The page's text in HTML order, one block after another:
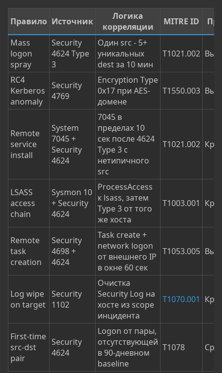
Правило Источник
Логика
корреляции
MITRE ID
Mass
logon
spray
Security
4624 Type
3
Один src - 5+
уникальных
dest за 10 мин
T1021.002
RC4
Kerberos
anomaly
Security
4769
Encryption Type
0x17 при AES-
домене
T1550.003
Remote
service
install
System
7045 +
Security
4624
7045 в
пределах 10
сек после 4624
Type 3 с
нетипичного
src
T1021.002
LSASS
access
chain
Sysmon 10
+ Security
4624
ProcessAccess
к lsass, затем
Type 3 от того
же хоста
T1003.001
Remote
task
creation
Security
4698 +
4624
Task create +
network logon
от внешнего IP
в окне 60 сек
T1053.005
Log wipe
on target
Security
1102
Очистка
Security Log на
хосте из scope
инцидента
T1070.001
First-time
src-dst
pair
Security
4624
Logon от пары,
отсутствующей
в 90-дневном
baseline
T1078